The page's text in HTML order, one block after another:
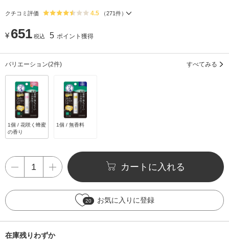
クチコミ評価 4.5 （271 件）
¥ 651 税込 5 ポイント獲得
バリエーション(2件) すべてみる
1個 / 花咲く蜂蜜
の香り
1個 / 無香料
カートに入れる
20 お気に入りに登録
在庫残りわずか